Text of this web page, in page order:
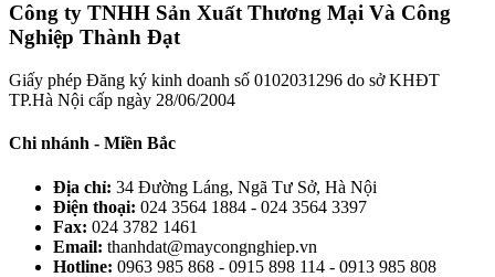
Công ty TNHH Sản Xuất Thương Mại Và Công
Nghiệp Thành Đạt
Giấy phép Đăng ký kinh doanh số 0102031296 do sở KHĐT
TP.Hà Nội cấp ngày 28/06/2004
Chi nhánh - Miền Bắc
Địa chỉ: 34 Đường Láng, Ngã Tư Sở, Hà Nội
Điện thoại: 024 3564 1884 - 024 3564 3397
Fax: 024 3782 1461
Email: thanhdat@maycongnghiep.vn
Hotline: 0963 985 868 - 0915 898 114 - 0913 985 808